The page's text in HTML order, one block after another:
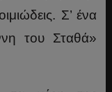
Σ’ ένα
του Σταθά»